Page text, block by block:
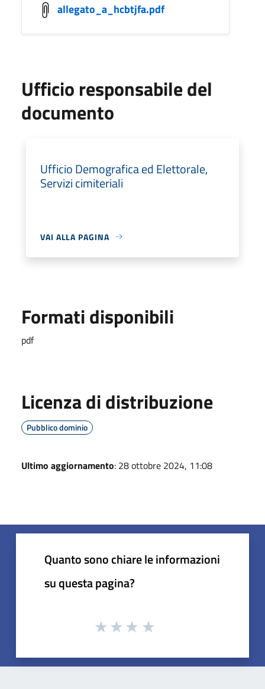
allegato_a_hcbtjfa.pdf
Ufficio responsabile del
documento
Ufficio Demografica ed Elettorale,
Servizi cimiteriali
VAI ALLA PAGINA
Formati disponibili
pdf
Licenza di distribuzione
Pubblico dominio
Ultimo aggiornamento: 28 ottobre 2024, 11:08
Quanto sono chiare le informazioni
su questa pagina?